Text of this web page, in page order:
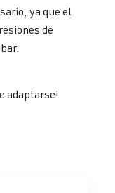
ya que el
de
adaptarse!